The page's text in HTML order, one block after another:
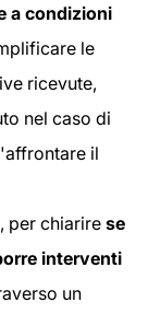
a condizioni
le
ricevute,
nel caso di
il
per chiarire se
interventi
un